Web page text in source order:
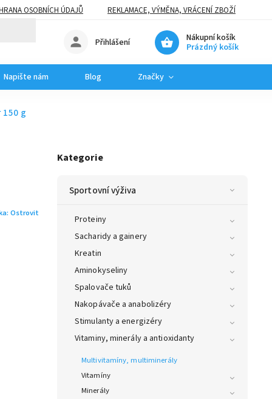
OSOBNÍCH ÚDAJŮ REKLAMACE, VÝMĚNA, VRÁCENÍ ZBOŽÍ
Nákupní košík
Prázdný košík
Přihlášení
Napište nám Blog Značky
g
Kategorie
Sportovní výživa
Proteiny
Sacharidy a gainery
Kreatin
Aminokyseliny
Spalovače tuků
Nakopávače a anabolizéry
Stimulanty a energizéry
Vitaminy, minerály a antioxidanty
Multivitamíny, multiminerály
Vitamíny
Minerály
Ostrovit